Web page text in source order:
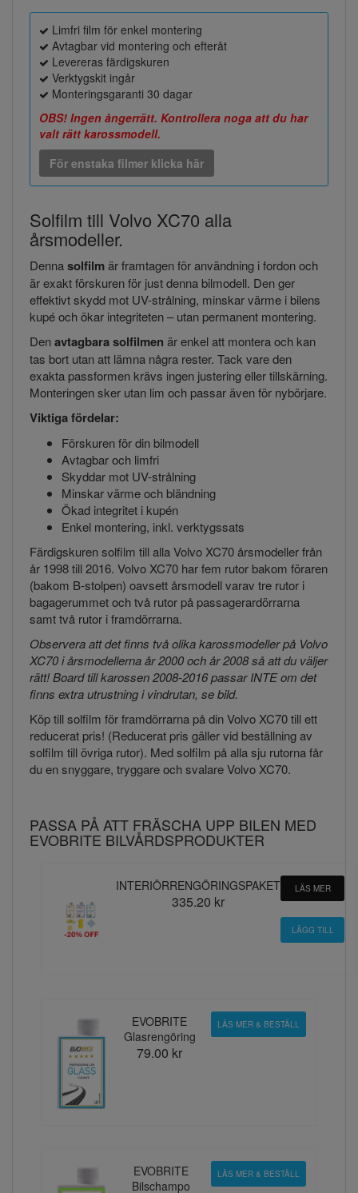
Limfri film för enkel montering
Avtagbar vid montering och efteråt
Levereras färdigskuren
Verktygskit ingår
Monteringsgaranti 30 dagar
OBS! Ingen ångerrätt. Kontrollera noga att du har
valt rätt karossmodell.
För enstaka filmer klicka här
Solfilm till Volvo XC70 alla
årsmodeller.
Dennasolfilmär framtagen för användning i fordon och
är exakt förskuren för just denna bilmodell. Den ger
effektivt skydd mot UV-strålning, minskar värme i bilens
kupé och ökar integriteten – utan permanent montering.
Denavtagbara solfilmen är enkel att montera och kan
tas bort utan att lämna några rester. Tack vare den
exakta passformen krävs ingen justering eller tillskärning.
Monteringen sker utan lim och passar även för nybörjare.
Viktiga fördelar:
Förskuren för din bilmodell
Avtagbar och limfri
Skyddar mot UV-strålning
Minskar värme och bländning
Ökad integritet i kupén
Enkel montering, inkl. verktygssats
Färdigskuren solfilm till alla Volvo XC70 årsmodeller från
år 1998 till 2016. Volvo XC70 har fem rutor bakom föraren
(bakom B-stolpen) oavsett årsmodell varav tre rutor i
bagagerummet och två rutor på passagerardörrarna
samt två rutor i framdörrarna.
Observera att det finns två olika karossmodeller på Volvo
XC70 i årsmodellerna år 2000 och år 2008 så att du väljer
rätt! Board till karossen 2008-2016 passar INTE om det
finns extra utrustning i vindrutan, se bild.
Köp till solfilm för framdörrarna på din Volvo XC70 till ett
reducerat pris! (Reducerat pris gäller vid beställning av
solfilm till övriga rutor). Med solfilm på alla sju rutorna får
du en snyggare, tryggare och svalare Volvo XC70.
PASSA PÅ ATT FRÄSCHA UPP BILEN MED
EVOBRITE BILVÅRDSPRODUKTER
INTERIÖRRENGÖRINGSPAKET
335.20 kr
LÄS MER
EVOBRITE
Glasrengöring
79.00 kr
LÄS MER & BESTÄLL
EVOBRITE
Bilschampo
LÄS MER & BESTÄLL